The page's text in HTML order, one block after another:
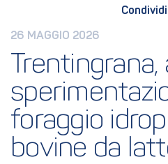
26 MAGGIO 2026
Trentingrana,
foraggio
bovine da